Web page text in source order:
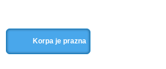
Korpa je prazna